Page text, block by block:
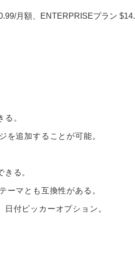
月額、ENTERPRISEプラン
。
を追加することが可能。
る。
ーマとも互換性がある。
付ピッカーオプション。